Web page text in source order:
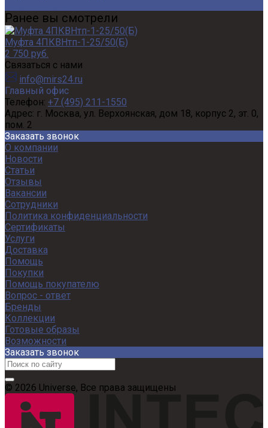
Ранее вы смотрели
Муфта 4ПКВНтп-1-25/50(Б)
2 750 руб.
Связаться с нами
info@mirs24.ru
Главный офис
Телефон: +7 (495) 211-1550
Адрес: г. Москва, ул. Верхоянская, дом 18, корпус 2, эт. 0,
пом. 2
Заказать звонок
О компании
Новости
Статьи
Отзывы
Вакансии
Сотрудники
Политика конфиденциальности
Сертификаты
Услуги
Доставка
Помощь
Покупки
Помощь покупателю
Вопрос - ответ
Бренды
Коллекции
Готовые образы
Возможности
Заказать звонок
© 2026 Universe, Все права защищены